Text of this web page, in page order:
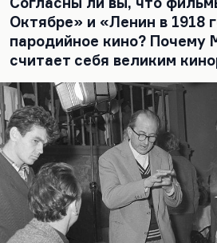
каким-то веселым, хитрым,
тем Лениным, которого мы
кинематографе, прежде
Лениным Ромма («Ленин в
1918 году»),…
Октябре» и «Ленин в 1918
пародийное кино? Почему
считает себя великим